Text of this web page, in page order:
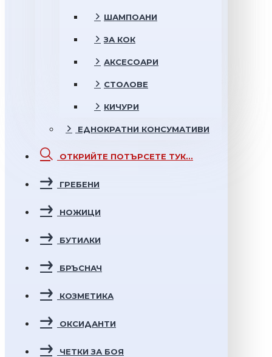
ШАМПОАНИ
ЗА КОК
АКСЕСОАРИ
СТОЛОВЕ
КИЧУРИ
ЕДНОКРАТНИ КОНСУМАТИВИ
ОТКРИЙТЕ ПОТЪРСЕТЕ ТУК...
ГРЕБЕНИ
НОЖИЦИ
БУТИЛКИ
БРЪСНАЧ
КОЗМЕТИКА
ОКСИДАНТИ
ЧЕТКИ ЗА БОЯ